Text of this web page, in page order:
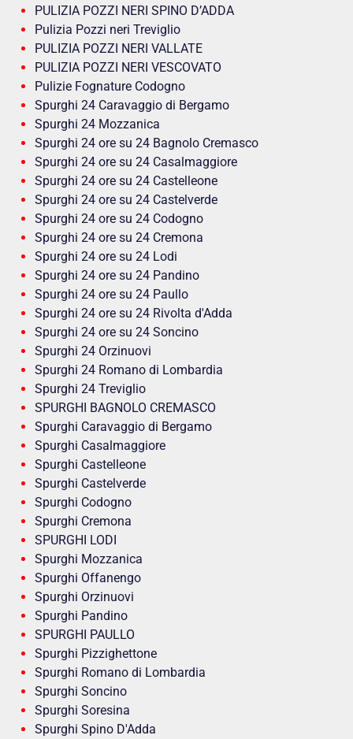
PULIZIA POZZI NERI SPINO D’ADDA
Pulizia Pozzi neri Treviglio
PULIZIA POZZI NERI VALLATE
PULIZIA POZZI NERI VESCOVATO
Pulizie Fognature Codogno
Spurghi 24 Caravaggio di Bergamo
Spurghi 24 Mozzanica
Spurghi 24 ore su 24 Bagnolo Cremasco
Spurghi 24 ore su 24 Casalmaggiore
Spurghi 24 ore su 24 Castelleone
Spurghi 24 ore su 24 Castelverde
Spurghi 24 ore su 24 Codogno
Spurghi 24 ore su 24 Cremona
Spurghi 24 ore su 24 Lodi
Spurghi 24 ore su 24 Pandino
Spurghi 24 ore su 24 Paullo
Spurghi 24 ore su 24 Rivolta d'Adda
Spurghi 24 ore su 24 Soncino
Spurghi 24 Orzinuovi
Spurghi 24 Romano di Lombardia
Spurghi 24 Treviglio
SPURGHI BAGNOLO CREMASCO
Spurghi Caravaggio di Bergamo
Spurghi Casalmaggiore
Spurghi Castelleone
Spurghi Castelverde
Spurghi Codogno
Spurghi Cremona
SPURGHI LODI
Spurghi Mozzanica
Spurghi Offanengo
Spurghi Orzinuovi
Spurghi Pandino
SPURGHI PAULLO
Spurghi Pizzighettone
Spurghi Romano di Lombardia
Spurghi Soncino
Spurghi Soresina
Spurghi Spino D'Adda